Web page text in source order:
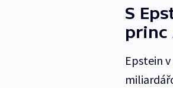
S
princ
Epstein